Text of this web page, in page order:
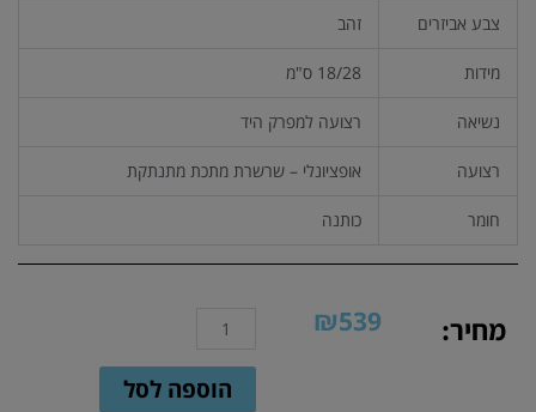
צבע אביזרים זהב
מידות 18/28 ס"מ
נשיאה רצועה למפרק היד
רצועה אופציונלי – שרשרת מתכת מתנתקת
חומר כותנה
מחיר: ₪539
כמות
תיק
קלאץ'הוספה לסל